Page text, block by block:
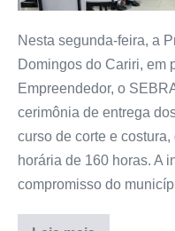
Nesta segunda-feira, a
Domingos do Cariri, em
Empreendedor, o
cerimônia de entrega
curso de corte e
horária de 160 horas. A
compromisso do